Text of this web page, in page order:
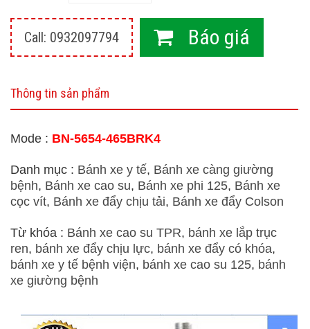
Call: 0932097794 Báo giá
Thông tin sản phẩm
Mode : BN-5654-465BRK4
Danh mục : Bánh xe y tế, Bánh xe càng giường
bệnh, Bánh xe cao su, Bánh xe phi 125, Bánh xe
cọc vít, Bánh xe đẩy chịu tải, Bánh xe đẩy Colson
Từ khóa : Bánh xe cao su TPR, bánh xe lắp trục
ren, bánh xe đẩy chịu lực, bánh xe đẩy có khóa,
bánh xe y tế bệnh viện, bánh xe cao su 125, bánh
xe giường bệnh